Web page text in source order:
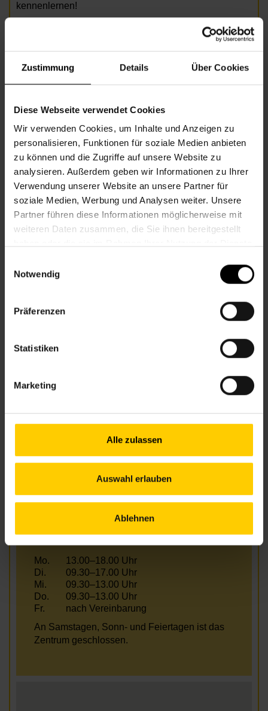
Zustimmung Details Über Cookies
Diese Webseite verwendet Cookies
Wir verwenden Cookies, um Inhalte und Anzeigen zu
personalisieren, Funktionen für soziale Medien anbieten
zu können und die Zugriffe auf unsere Website zu
analysieren. Außerdem geben wir Informationen zu Ihrer
Verwendung unserer Website an unsere Partner für
soziale Medien, Werbung und Analysen weiter. Unsere
Partner führen diese Informationen möglicherweise mit
weiteren Daten zusammen, die Sie ihnen bereitgestellt
Notwendig
Präferenzen
Statistiken
Marketing
Alle zulassen
Auswahl erlauben
Ablehnen
kennenlernen!
©Foto:AdobeStock_352226285_(c)batuhan toker©
Informationen zur Veranstaltung
Beginn Donnerstag, 24.07.2025,
10.00
Veranstalter Nachbarschaftszentrum 08
NACHBARSCHAFTSZENTRUM 08
Kontakt
Nachbarschaftszentren
Anfahrt
Mo.
13.00–18.00 Uhr
13.00–18.00 Uhr
Fr.
nach Vereinbarung
Öffnungszeiten Juli und August
Mo.
13.00–18.00 Uhr
Di.
09.30–17.00 Uhr
Mi.
09.30–13.00 Uhr
Do.
09.30–13.00 Uhr
Fr.
nach Vereinbarung
An Samstagen, Sonn- und Feiertagen ist das
Zentrum geschlossen.